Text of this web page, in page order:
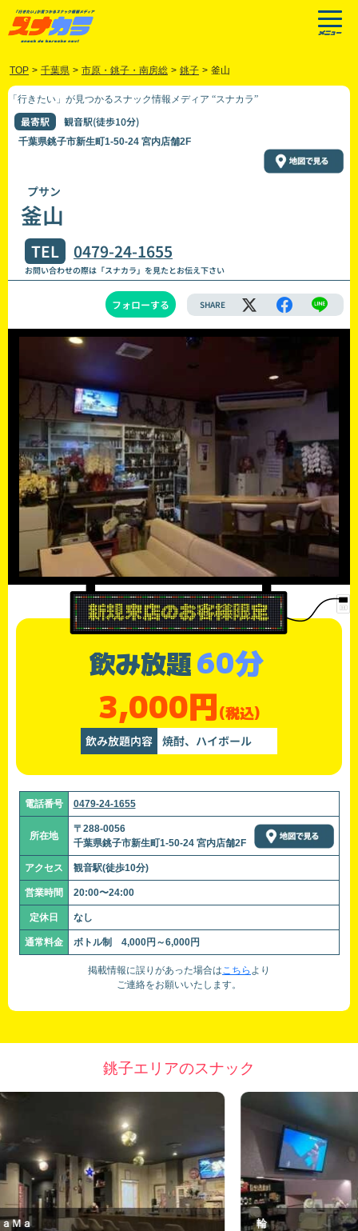
TOP > 千葉県 > 市原・銚子・南房総 > 銚子 > 釜山
「行きたい」が見つかるスナック情報メディア “スナカラ”
最寄駅 観音駅(徒歩10分)
千葉県銚子市新生町1-50-24 宮内店舗2F
プサン
釜山
TEL 0479-24-1655
お問い合わせの際は「スナカラ」を見たとお伝え下さい
フォローする SHARE
飲み放題60分
3,000円(税込)
飲み放題内容 焼酎、ハイボール
電話番号 0479-24-1655
所在地
〒288-0056
千葉県銚子市新生町1-50-24 宮内店舗2F
アクセス 観音駅(徒歩10分)
営業時間 20:00〜24:00
定休日 なし
通常料金 ボトル制 4,000円～6,000円
掲載情報に誤りがあった場合はこちら より
ご連絡をお願いいたします。
銚子エリアのスナック
輪